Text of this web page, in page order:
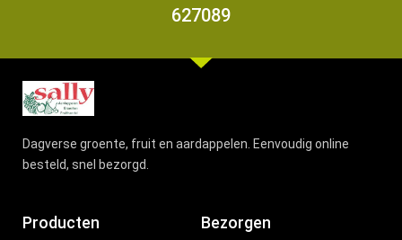
627089
Dagverse groente, fruit en aardappelen. Eenvoudig online
besteld, snel bezorgd.
Producten Bezorgen